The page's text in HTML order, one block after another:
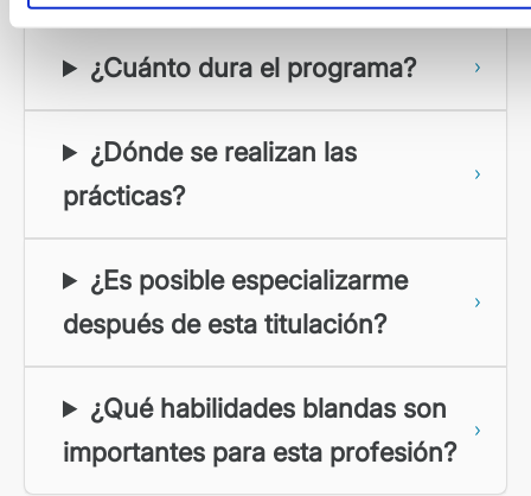
¿Cuánto dura el programa?
¿Dónde se realizan las
prácticas?
¿Es posible especializarme
después de esta titulación?
¿Qué habilidades blandas son
importantes para esta profesión?